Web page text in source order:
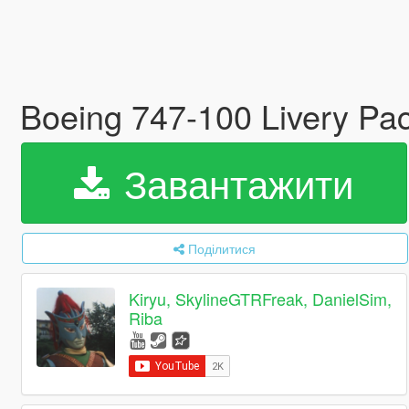
Boeing 747-100 Livery
Завантажити
Поділитися
Kiryu, SkylineGTRFreak, DanielSim,
Riba